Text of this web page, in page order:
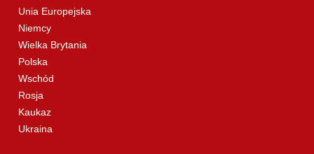
Unia Europejska
Niemcy
Wielka Brytania
Polska
Wschód
Rosja
Kaukaz
Ukraina